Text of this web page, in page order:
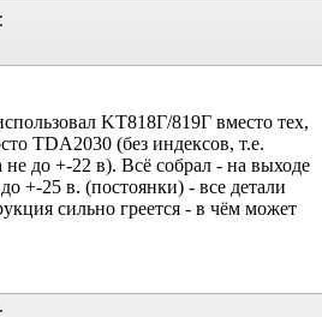
а):
KT818Г/819Г вместо тех,
TDA2030 (без индексов, т.е.
до +-22 в). Всё собрал - на выходе